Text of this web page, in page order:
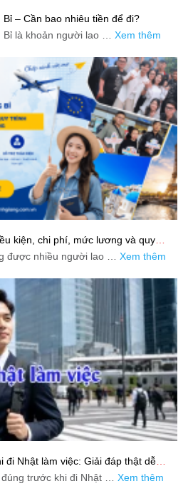
– Cần bao nhiêu tiền để đi?
Bỉ là khoản người lao … Xem thêm
kiện, chi phí, mức lương và quy
được nhiều người lao … Xem thêm
đi Nhật làm việc: Giải đáp thật dễ
trước khi đi Nhật … Xem thêm